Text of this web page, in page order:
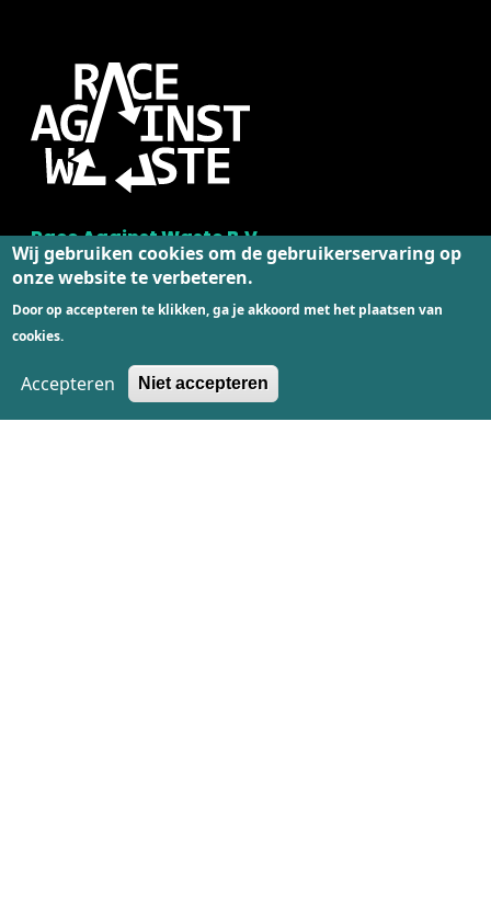
Race Against Waste B.V.
Hurksestraat 19
5652 AH Eindhoven
Nederland
info@raceagainstwaste.org
Wij gebruiken cookies om de gebruikerservaring op
onze website te verbeteren.
Door op accepteren te klikken, ga je akkoord met het plaatsen van
cookies.
Accepteren Niet accepteren